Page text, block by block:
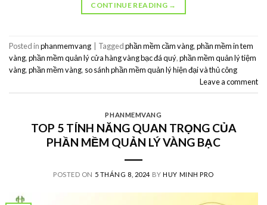
CONTINUE READING →
Posted inphanmemvang Taggedphần mềm cầm vàng,phần mềm in tem
vàng,phần mềm quản lý cửa hàng vàng bạc đá quý,phần mềm quản lý tiệm
vàng,phần mềm vàng, so sánh phần mềm quản lý hiện đại và thủ công
Leave a comment
PHANMEMVANG
TOP 5 TÍNH NĂNG QUAN TRỌNG CỦA
PHẦN MỀM QUẢN LÝ VÀNG BẠC
POSTED ON 5 THÁNG 8, 2024 BYHUY MINH PRO